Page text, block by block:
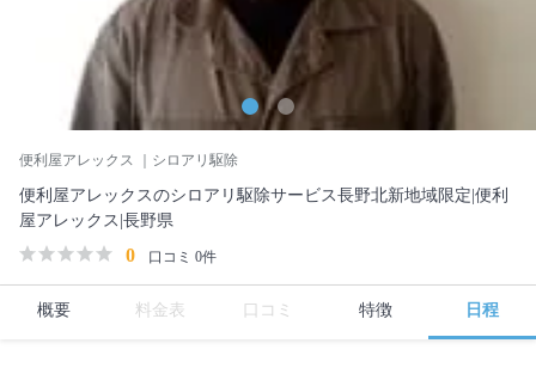
便利屋アレックス ｜シロアリ駆除
便利屋アレックスのシロアリ駆除サービス長野北新地域限定|便利
屋アレックス|長野県
0 口コミ 0件
概要 料金表 口コミ 特徴 日程